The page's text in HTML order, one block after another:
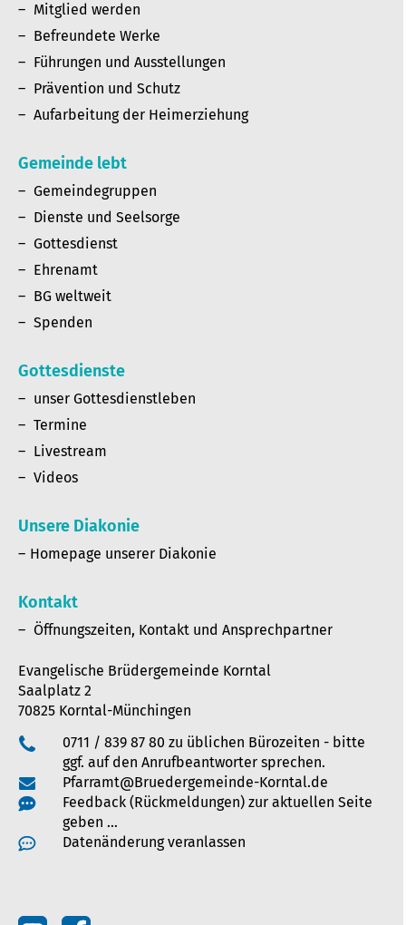
Mitglied werden
Befreundete Werke
Führungen und Ausstellungen
Prävention und Schutz
Aufarbeitung der Heimerziehung
Gemeinde lebt
Gemeindegruppen
Dienste und Seelsorge
Gottesdienst
Ehrenamt
BG weltweit
Spenden
Gottesdienste
unser Gottesdienstleben
Termine
Livestream
Videos
Unsere Diakonie
Homepage unserer Diakonie
Kontakt
Öffnungszeiten, Kontakt und Ansprechpartner
Evangelische Brüdergemeinde Korntal
Saalplatz 2
70825 Korntal-Münchingen
0711 / 839 87 80 zu üblichen Bürozeiten - bitte
ggf. auf den Anrufbeantworter sprechen.
Pfarramt@Bruedergemeinde-Korntal.de
Feedback (Rückmeldungen) zur aktuellen Seite
geben …
Datenänderung veranlassen